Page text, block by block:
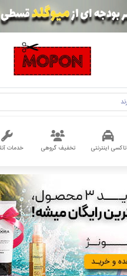
تاکسی اینترنتی تخفیف گروهی خدمات